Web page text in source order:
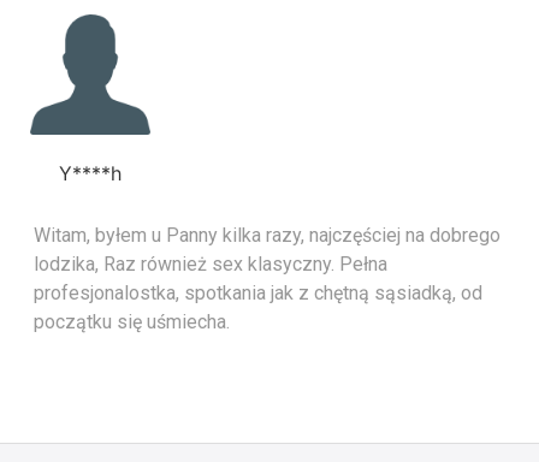
Y****h
Witam, byłem u Panny kilka razy, najczęściej na dobrego
lodzika, Raz również sex klasyczny. Pełna
profesjonalostka, spotkania jak z chętną sąsiadką, od
początku się uśmiecha.